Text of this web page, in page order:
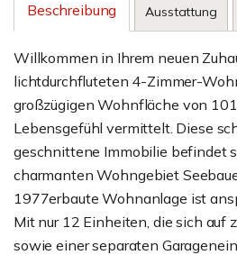
Beschreibung Ausstattung
Willkommen in Ihrem neuen
lichtdurchfluteten 4-Zimmer-
großzügigen Wohnfläche von
Lebensgefühl vermittelt. Diese
geschnittene Immobilie befindet
charmanten Wohngebiet
1977erbaute Wohnanlage ist
Mit nur 12 Einheiten, die sich auf
sowie einer separaten